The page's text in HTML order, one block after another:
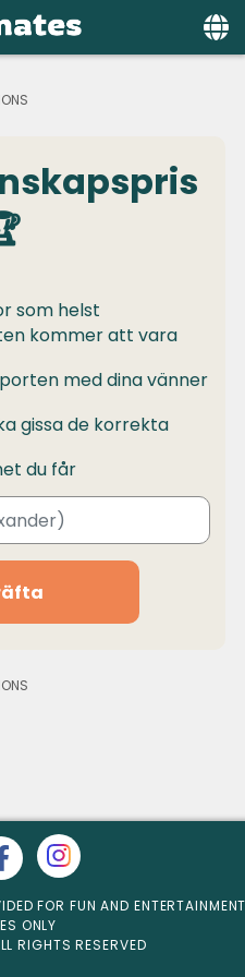
us
som helst
kommer att vara
med dina vänner
gissa de korrekta
du får
FOR FUN AND
ONLY
RIGHTS RESERVED